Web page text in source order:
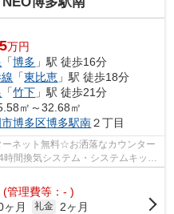
万円
「博多 」駅 徒歩16分
「東比恵 」駅 徒歩18分
「竹下 」駅 徒歩21分
㎡～32.68㎡
博多区博多駅南２丁目
ネット無料☆お洒落なカウンター
間換気システム・システムキッチ
(管理費等：- )
ヶ月 礼金
2ヶ月